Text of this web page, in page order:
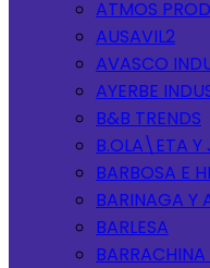
ATMOS
AUSAVIL2
AVASCO
AYERBE
B&B TRENDS
B.OLA\ETA Y
BARBOSA E
BARINAGA Y
BARLESA
BARRACHINA